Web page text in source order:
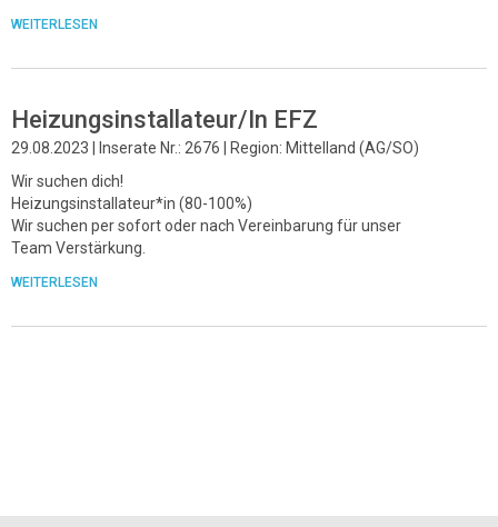
WEITERLESEN
Heizungsinstallateur/In EFZ
29.08.2023 | Inserate Nr.: 2676 | Region: Mittelland (AG/SO)
Wir suchen dich!
Heizungsinstallateur*in (80-100%)
Wir suchen per sofort oder nach Vereinbarung für unser
Team Verstärkung.
WEITERLESEN